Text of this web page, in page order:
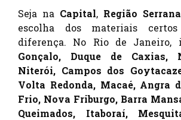
Seja na Capital, Região Serrana
escolha dos materiais
diferença. No Rio de Janeiro,
Gonçalo, Duque de Caxias,
Niterói, Campos dos
Volta Redonda, Macaé, Angra
Frio, Nova Friburgo, Barra
Queimados, Itaboraí,